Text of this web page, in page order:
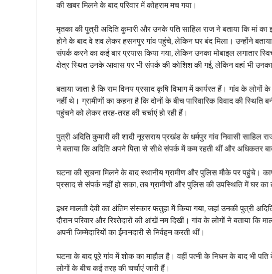
की खबर मिलने के बाद परिवार में कोहराम मच गया।
मृतका की पुत्री अदिति कुमारी और उनके पति साहिल राज ने बताया कि मां का
होने के बाद वे शव लेकर हसनपुर गांव पहुंचे, लेकिन घर बंद मिला। उन्होंने
संपर्क करने का कई बार प्रयास किया गया, लेकिन उनका मोबाइल लगातार
क्षेत्र स्थित उनके आवास पर भी संपर्क की कोशिश की गई, लेकिन वहां भी
बताया जाता है कि राम विनय प्रसाद कृषि विभाग में कार्यरत हैं। गांव के
नहीं थे। ग्रामीणों का कहना है कि दोनों के बीच पारिवारिक विवाद की
पहुंचने को लेकर तरह-तरह की चर्चाएं हो रही हैं।
पुत्री अदिति कुमारी की शादी नूरसराय प्रखंड के धर्मपुर गांव निवासी
ने बताया कि अदिति अपने पिता से सीधे संपर्क में कम रहती थीं और अधिकतर
घटना की सूचना मिलने के बाद स्थानीय ग्रामीण और पुलिस मौके पर पहुंचे।
प्रसाद से संपर्क नहीं हो सका, तब ग्रामीणों और पुलिस की उपस्थिति में घर
इधर मालती देवी का अंतिम संस्कार फतुहा में किया गया, जहां उनकी पुत्री
दौरान परिवार और रिश्तेदारों की आंखें नम दिखीं। गांव के लोगों ने बताया कि
अपनी जिम्मेदारियों का ईमानदारी से निर्वहन करती थीं।
घटना के बाद पूरे गांव में शोक का माहौल है। वहीं पत्नी के निधन के बाद भी
लोगों के बीच कई तरह की चर्चाएं जारी हैं।